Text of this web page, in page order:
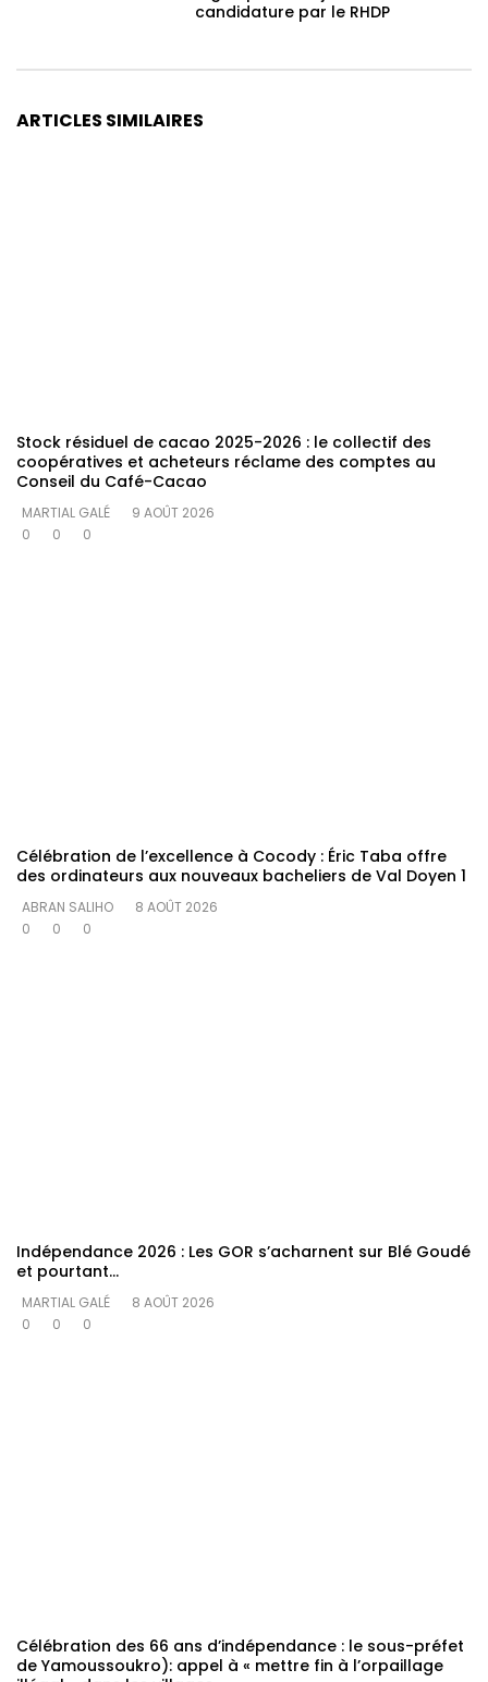
candidature par le RHDP
ARTICLES SIMILAIRES
Stock résiduel de cacao 2025-2026 : le collectif des
coopératives et acheteurs réclame des comptes au
Conseil du Café-Cacao
MARTIAL GALÉ
9 AOÛT 2026
0
0 0
Célébration de l’excellence à Cocody : Éric Taba offre
des ordinateurs aux nouveaux bacheliers de Val Doyen 1
ABRAN SALIHO
8 AOÛT 2026
0
0 0
Indépendance 2026 : Les GOR s’acharnent sur Blé Goudé
et pourtant…
MARTIAL GALÉ
8 AOÛT 2026
0
0 0
Célébration des 66 ans d’indépendance : le sous-préfet
de Yamoussoukro): appel à « mettre fin à l’orpaillage